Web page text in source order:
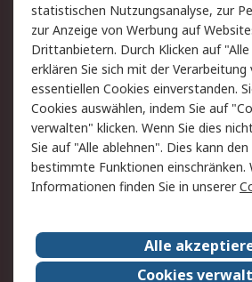
Hilfe
Rechtliches
AGB
Cookie-Richtlinie
Copyright/Impressum
Über RS
Karriere bei RS
Qualität/Umwelt/Zertifikate
statistischen Nutzungsanalyse, zur
zur Anzeige von Werbung auf
Drittanbietern. Durch Klicken auf
erklären Sie sich mit der Verarbeitung
essentiellen Cookies einverstanden.
Cookies auswählen, indem Sie auf
verwalten" klicken. Wenn Sie dies
Sie auf "Alle ablehnen". Dies kann
bestimmte Funktionen einschränken.
Informationen finden Sie in unserer
Alle
Cookies